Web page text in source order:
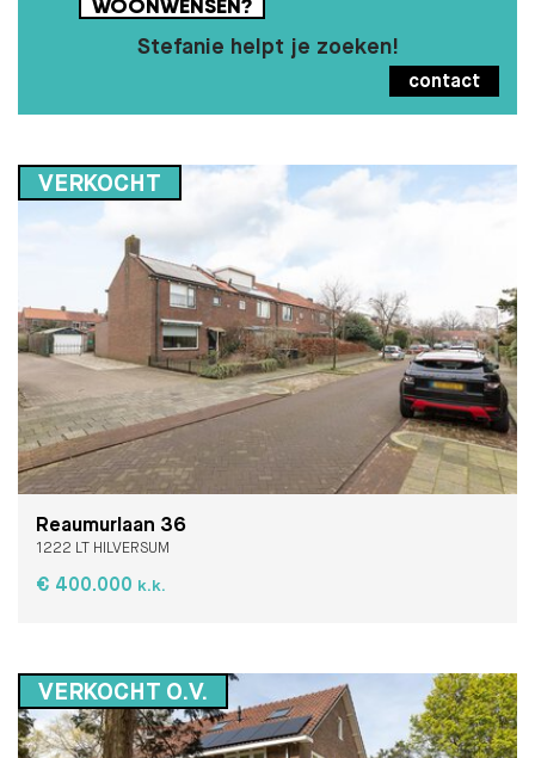
WOONWENSEN?
Stefanie helpt je zoeken!
contact
VERKOCHT
Reaumurlaan 36
1222 LT HILVERSUM
€ 400.000 k.k.
VERKOCHT O.V.